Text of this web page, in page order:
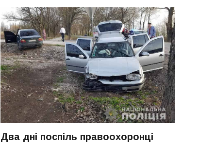
Два дні поспіль правоохоронці